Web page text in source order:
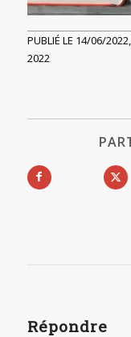
PUBLIÉ LE 14/06/
2022
Répondre